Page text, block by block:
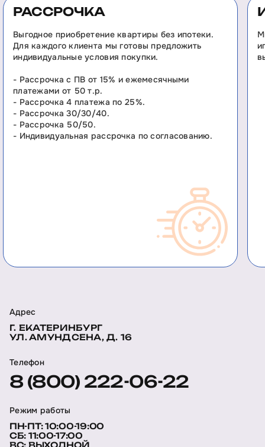
РАССРОЧКА
Выгодное приобретение квартиры без ипотеки.
Для каждого клиента мы готовы предложить
индивидуальные условия покупки.
- Рассрочка с ПВ от 15% и ежемесячными
платежами от 50 т.р.
- Рассрочка 4 платежа по 25%.
- Рассрочка 30/30/40.
- Рассрочка 50/50.
- Индивидуальная рассрочка по согласованию.
Адрес
Г. ЕКАТЕРИНБУРГ
УЛ. АМУНДСЕНА, Д. 16
Телефон
8 (800) 222-06-22
Режим работы
ПН-ПТ: 10:00-19:00
СБ: 11:00-17:00
ВС: ВЫХОДНОЙ